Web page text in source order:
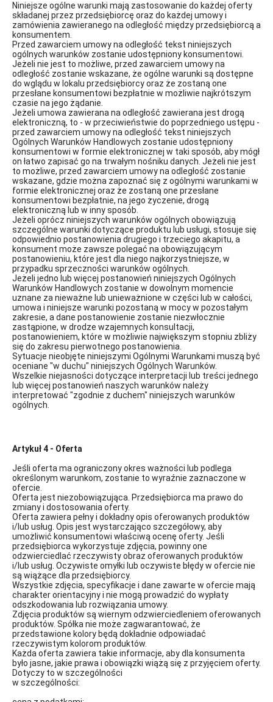
Niniejsze ogólne warunki mają zastosowanie do każdej oferty
składanej przez przedsiębiorcę oraz do każdej umowy i
zamówienia zawieranego na odległość między przedsiębiorcą a
konsumentem.
Przed zawarciem umowy na odległość tekst niniejszych
ogólnych warunków zostanie udostępniony konsumentowi.
Jeżeli nie jest to możliwe, przed zawarciem umowy na
odległość zostanie wskazane, że ogólne warunki są dostępne
do wglądu w lokalu przedsiębiorcy oraz że zostaną one
przesłane konsumentowi bezpłatnie w możliwie najkrótszym
czasie na jego żądanie.
Jeżeli umowa zawierana na odległość zawierana jest drogą
elektroniczną, to - w przeciwieństwie do poprzedniego ustępu -
przed zawarciem umowy na odległość tekst niniejszych
Ogólnych Warunków Handlowych zostanie udostępniony
konsumentowi w formie elektronicznej w taki sposób, aby mógł
on łatwo zapisać go na trwałym nośniku danych. Jeżeli nie jest
to możliwe, przed zawarciem umowy na odległość zostanie
wskazane, gdzie można zapoznać się z ogólnymi warunkami w
formie elektronicznej oraz że zostaną one przesłane
konsumentowi bezpłatnie, na jego życzenie, drogą
elektroniczną lub w inny sposób.
Jeżeli oprócz niniejszych warunków ogólnych obowiązują
szczególne warunki dotyczące produktu lub usługi, stosuje się
odpowiednio postanowienia drugiego i trzeciego akapitu, a
konsument może zawsze polegać na obowiązującym
postanowieniu, które jest dla niego najkorzystniejsze, w
przypadku sprzeczności warunków ogólnych.
Jeżeli jedno lub więcej postanowień niniejszych Ogólnych
Warunków Handlowych zostanie w dowolnym momencie
uznane za nieważne lub unieważnione w części lub w całości,
umowa i niniejsze warunki pozostaną w mocy w pozostałym
zakresie, a dane postanowienie zostanie niezwłocznie
zastąpione, w drodze wzajemnych konsultacji,
postanowieniem, które w możliwie największym stopniu zbliży
się do zakresu pierwotnego postanowienia.
Sytuacje nieobjęte niniejszymi Ogólnymi Warunkami muszą być
oceniane "w duchu" niniejszych Ogólnych Warunków.
Wszelkie niejasności dotyczące interpretacji lub treści jednego
lub więcej postanowień naszych warunków należy
interpretować "zgodnie z duchem" niniejszych warunków
ogólnych.
Artykuł 4 - Oferta
Jeśli oferta ma ograniczony okres ważności lub podlega
określonym warunkom, zostanie to wyraźnie zaznaczone w
ofercie.
Oferta jest niezobowiązująca. Przedsiębiorca ma prawo do
zmiany i dostosowania oferty.
Oferta zawiera pełny i dokładny opis oferowanych produktów
i/lub usług. Opis jest wystarczająco szczegółowy, aby
umożliwić konsumentowi właściwą ocenę oferty. Jeśli
przedsiębiorca wykorzystuje zdjęcia, powinny one
odzwierciedlać rzeczywisty obraz oferowanych produktów
i/lub usług. Oczywiste omyłki lub oczywiste błędy w ofercie nie
są wiążące dla przedsiębiorcy.
Wszystkie zdjęcia, specyfikacje i dane zawarte w ofercie mają
charakter orientacyjny i nie mogą prowadzić do wypłaty
odszkodowania lub rozwiązania umowy.
Zdjęcia produktów są wiernym odzwierciedleniem oferowanych
produktów. Spółka nie może zagwarantować, że
przedstawione kolory będą dokładnie odpowiadać
rzeczywistym kolorom produktów.
Każda oferta zawiera takie informacje, aby dla konsumenta
było jasne, jakie prawa i obowiązki wiążą się z przyjęciem oferty.
Dotyczy to w szczególności
w szczególności: